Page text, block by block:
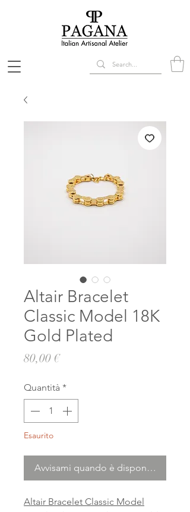
Altair Bracelet
Classic Model 18K
Gold Plated
80,00 €Prezzo
Quantità *
Esaurito
Avvisami quando è disponibile
Altair Bracelet Classic Model